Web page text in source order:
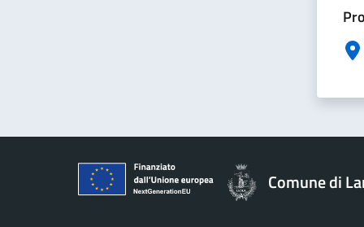
Comune di